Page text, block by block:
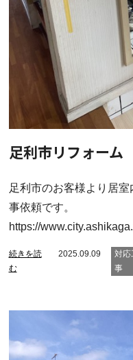
足利市リフォー
足利市のお客様より居
事依頼です。
https://
続きを読
む
2025.09.09
対応
事